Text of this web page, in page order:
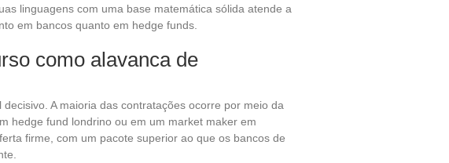
linguagens com uma base matemática sólida atende a
em bancos quanto em hedge funds.
como alavanca de
A maioria das contratações ocorre por meio da
hedge fund londrino ou em um market maker em
firme, com um pacote superior ao que os bancos de